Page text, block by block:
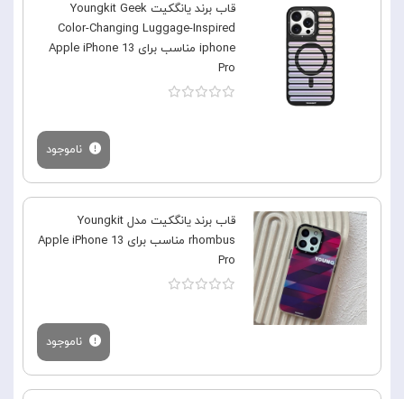
قاب برند یانگکیت Youngkit Geek
Color-Changing Luggage-Inspired
iphone مناسب برای Apple iPhone 13
Pro
ناموجود
قاب برند یانگکیت مدل Youngkit
rhombus مناسب برای Apple iPhone 13
Pro
ناموجود